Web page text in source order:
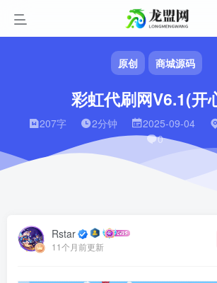
原创 商城源码
彩虹代刷网V6.1(开
207字 2分钟 2025-09-04
0
Rstar
11个月前更新